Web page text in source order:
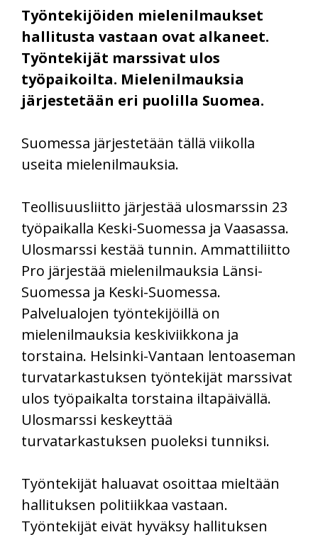
Työntekijöiden mielenilmaukset
hallitusta vastaan ovat alkaneet.
Työntekijät marssivat ulos
työpaikoilta. Mielenilmauksia
järjestetään eri puolilla Suomea.
Suomessa järjestetään tällä viikolla
useita mielenilmauksia.
Teollisuusliitto järjestää ulosmarssin 23
työpaikalla Keski-Suomessa ja Vaasassa.
Ulosmarssi kestää tunnin. Ammattiliitto
Pro järjestää mielenilmauksia Länsi-
Suomessa ja Keski-Suomessa.
Palvelualojen työntekijöillä on
mielenilmauksia keskiviikkona ja
torstaina. Helsinki-Vantaan lentoaseman
turvatarkastuksen työntekijät marssivat
ulos työpaikalta torstaina iltapäivällä.
Ulosmarssi keskeyttää
turvatarkastuksen puoleksi tunniksi.
Työntekijät haluavat osoittaa mieltään
hallituksen politiikkaa vastaan.
Työntekijät eivät hyväksy hallituksen